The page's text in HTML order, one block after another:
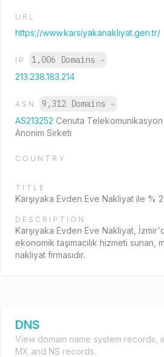
URL
https://www.karsiyakanakliyat.gen.tr/
IP 1,006 Domains →
213.238.183.214
ASN 9,312 Domains →
AS213252 Cenuta Telekomunikasyon
Anonim Sirketi
COUNTRY
TITLE
Karşıyaka Evden Eve Nakliyat ile %
DESCRIPTION
Karşıyaka Evden Eve Nakliyat,
ekonomik taşımacılık hizmeti sunan,
nakliyat firmasıdır.
DNS
View domain name system records,
MX and NS records.